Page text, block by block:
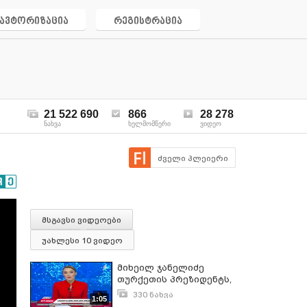
ავტორიზაცია რეგისტრაცია
21 522 690
ნახვა
866
ხელმომწერი
28 278
ვიდეო
ძველი პლეიერი
მსგავსი ვიდეოები
უახლესი 10 ვიდეო
1:05
მიხეილ ჯანელიძე
თურქეთის პრეზიდენტს,
პრემიერ-მინისტრს და
330 ნახვა